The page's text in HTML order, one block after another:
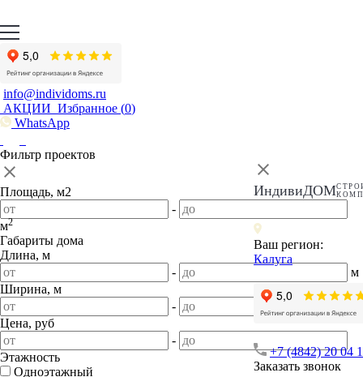
info@individoms.ru
АКЦИИ Избранное (0)
WhatsApp
ИндивиДОМ
Ваш регион:
Калуга
+7 (4842) 20 04
Заказать звонок
Фильтр проектов
Площадь, м2
-
м2
Габариты дома
Длина, м
-
м
Ширина, м
-
Цена, руб
-
Этажность
Одноэтажный